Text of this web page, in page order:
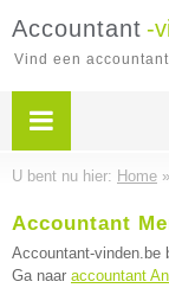
Accountant -
Vind een
U bent nu hier: Home »
Accountant
Accountant-vinden.be
Ga naar accountant